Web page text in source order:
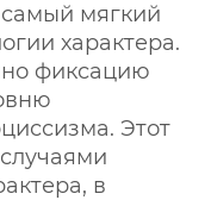
мягкий
характера.
фиксацию
Этот
в